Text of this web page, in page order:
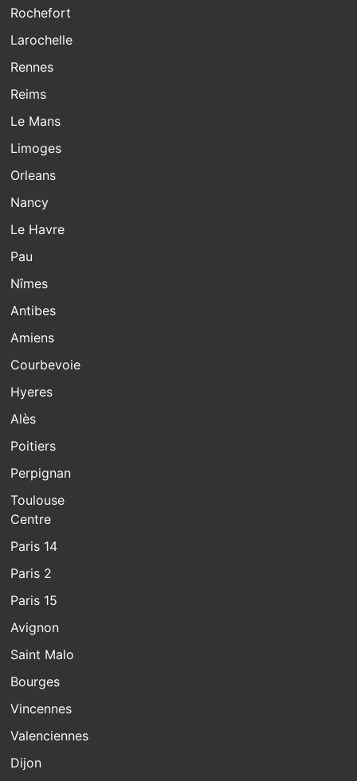
Rochefort
Larochelle
Rennes
Reims
Le Mans
Limoges
Orleans
Nancy
Le Havre
Pau
Nîmes
Antibes
Amiens
Courbevoie
Hyeres
Alès
Poitiers
Perpignan
Toulouse
Centre
Paris 14
Paris 2
Paris 15
Avignon
Saint Malo
Bourges
Vincennes
Valenciennes
Dijon